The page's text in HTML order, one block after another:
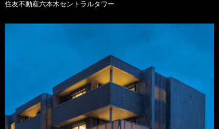
住友不動産六本木セントラルタワー